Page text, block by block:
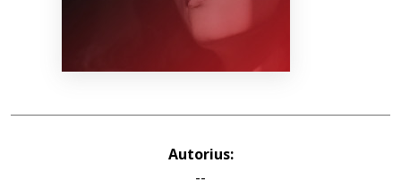
Autorius:
--